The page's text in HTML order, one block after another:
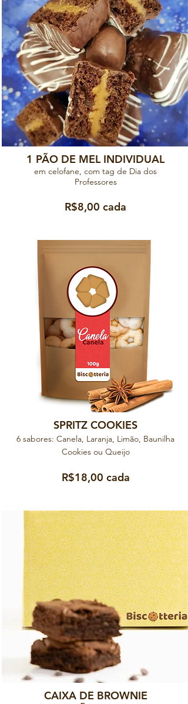
1 PÃO DE MEL INDIVIDUAL
em celofane, com tag de Dia dos
Professores
R$8,00 cada
SPRITZ COOKIES
6 sabores: Canela, Laranja, Limão, Baunilha
Cookies ou Queijo
R$18,00 cada
CAIXA DE BROWNIE